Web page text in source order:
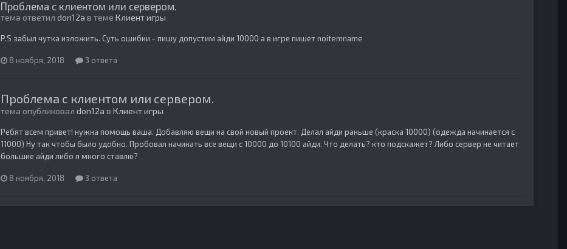
Проблема с клиентом или сервером.
тема ответил don12a в теме Клиент игры
P.S забыл чутка изложить. Суть ошибки - пишу допустим айди 10000 а в игре пишет noitemname
8 ноября, 2018 3 ответа
Проблема с клиентом или сервером.
тема опубликовал don12a в Клиент игры
Ребят всем привет! нужна помощь ваша. Добавляю вещи на свой новый проект. Делал айди раньше (краска 10000) (одежда начинается с
11000) Ну так чтобы было удобно. Пробовал начинать все вещи с 10000 до 10100 айди. Что делать? кто подскажет? Либо сервер не читает
большие айди либо я много ставлю?
8 ноября, 2018 3 ответа